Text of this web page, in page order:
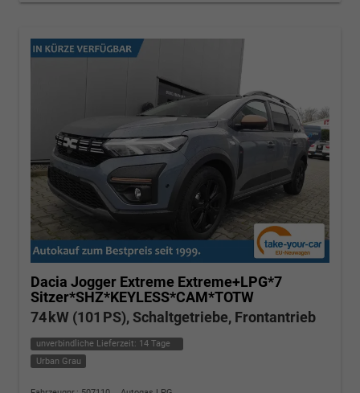
Dacia Jogger Extreme Extreme+LPG*7
Sitzer*SHZ*KEYLESS*CAM*TOTW
74 kW (101 PS), Schaltgetriebe, Frontantrieb
unverbindliche Lieferzeit: 14 Tage
Urban Grau